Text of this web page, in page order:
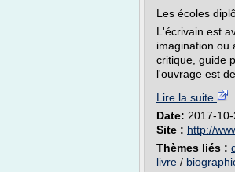
Les écoles
L'écrivain est
imagination ou
critique, guide
l'ouvrage est
Lire la suite
Date: 2017-
Site : http://
Thèmes liés :
livre /